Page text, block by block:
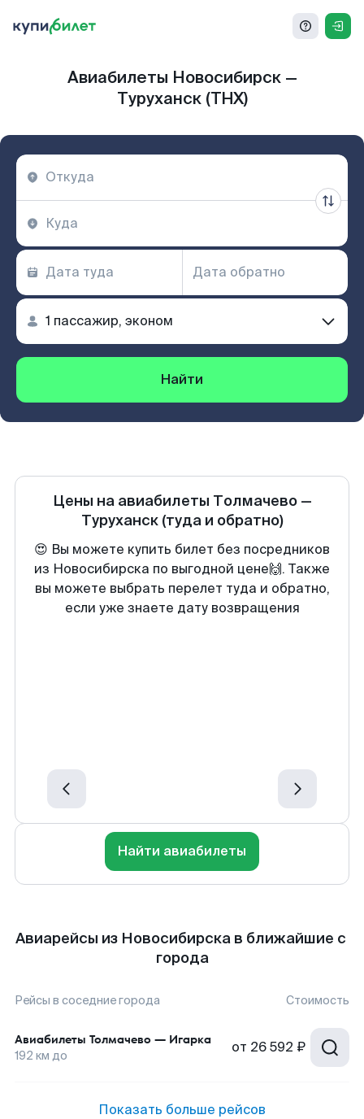
Авиабилеты Новосибирск —
Туруханск (THX)
Найти
Цены на авиабилеты Толмачево—
Туруханск (туда и обратно)
😍 Вы можете купить билет без посредников
из Новосибирска по выгодной цене🙌. Также
вы можете выбрать перелет туда и обратно,
если уже знаете дату возвращения
Найти авиабилеты
Авиарейсы из Новосибирска в ближайшие с
города
Рейсы в соседние города Стоимость
Авиабилеты Толмачево — Игарка
192 км до от 26 592 ₽
Показать больше рейсов